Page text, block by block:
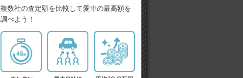
複数社の査定額を比較して愛車の最高額を
調べよう！